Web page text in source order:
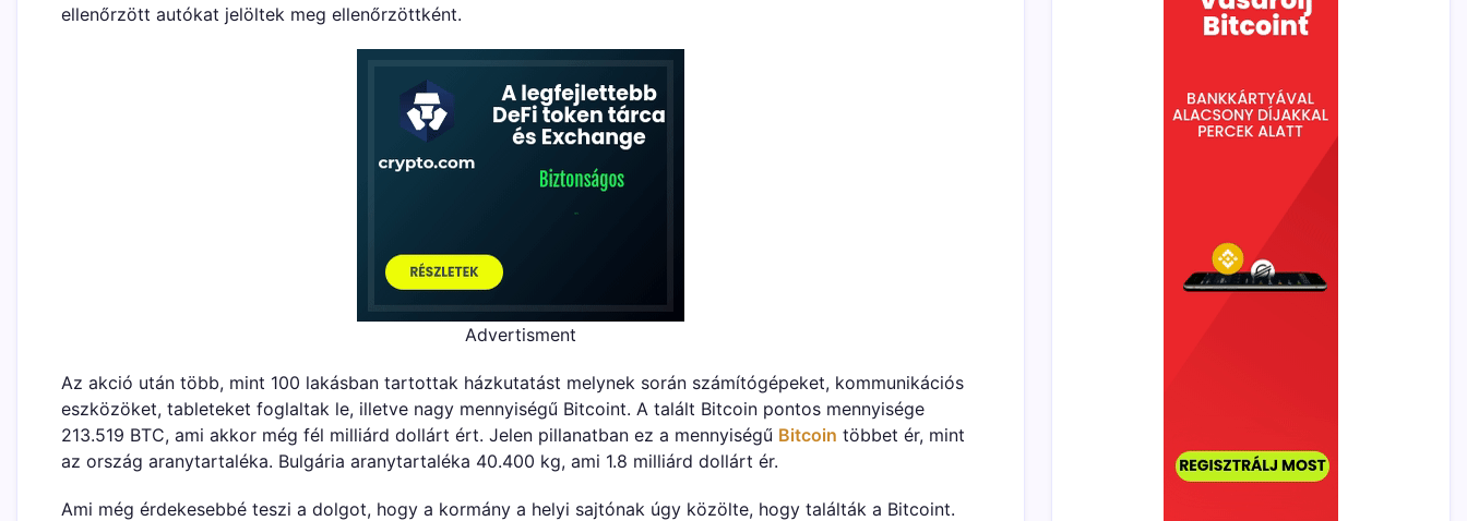
ellenőrzött autókat jelöltek meg ellenőrzöttként.
Advertisment
Az akció után több, mint 100 lakásban tartottak házkutatást melynek során számítógépeket, kommunikációs
eszközöket, tableteket foglaltak le, illetve nagy mennyiségű Bitcoint. A talált Bitcoin pontos mennyisége
213.519 BTC, ami akkor még fél milliárd dollárt ért. Jelen pillanatban ez a mennyiségű Bitcoin többet ér, mint
az ország aranytartaléka. Bulgária aranytartaléka 40.400 kg, ami 1.8 milliárd dollárt ér.
Ami még érdekesebbé teszi a dolgot, hogy a kormány a helyi sajtónak úgy közölte, hogy találták a Bitcoint.